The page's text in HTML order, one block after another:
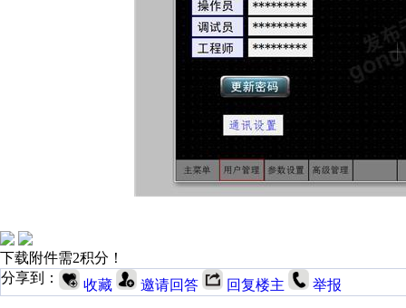
下载附件需2积分！
分享到：
收藏 邀请回答 回复楼主 举报